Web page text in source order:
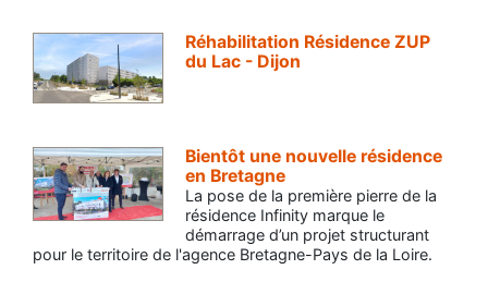
Réhabilitation Résidence ZUP
du Lac - Dijon
Bientôt une nouvelle résidence
en Bretagne
La pose de la première pierre de la
résidence Infinity marque le
démarrage d’un projet structurant
pour le territoire de l'agence Bretagne-Pays de la Loire.